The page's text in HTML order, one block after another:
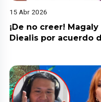
15 Abr 2026
¡De no creer!
Diealis por acuerdo